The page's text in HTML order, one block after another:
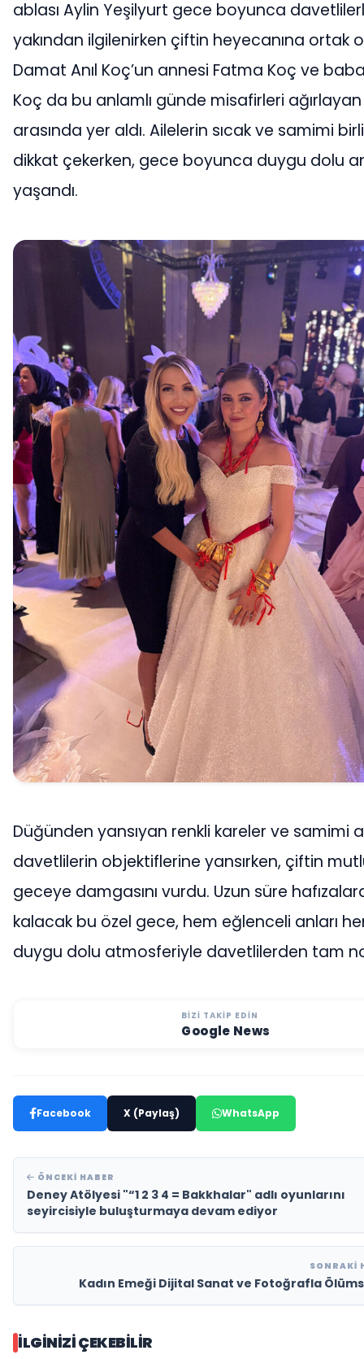
ablası Aylin Yeşilyurt gece boyunca
yakından ilgilenirken çiftin heyecanına ortak
Damat Anıl Koç’un annesi Fatma Koç ve
Koç da bu anlamlı günde misafirleri
arasında yer aldı. Ailelerin sıcak ve samimi
dikkat çekerken, gece boyunca duygu dolu
yaşandı.
Düğünden yansıyan renkli kareler ve samimi
davetlilerin objektiflerine yansırken, çiftin
geceye damgasını vurdu. Uzun süre
kalacak bu özel gece, hem eğlenceli anları
duygu dolu atmosferiyle davetlilerden tam
BIZI TAKIP EDIN
Google News
Facebook X (Paylaş) WhatsApp
ÖNCEKI HABER
Deney Atölyesi "“1 2 3 4 = Bakkhalar" adlı oyunlarını
seyircisiyle buluşturmaya devam ediyor
SONRAKI
Kadın Emeği Dijital Sanat ve Fotoğrafla
İLGINIZI ÇEKEBILIR